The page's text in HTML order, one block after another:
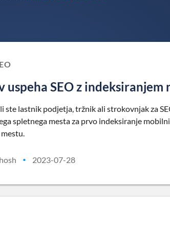
uspeha SEO z
ste lastnik podjetja, tržnik ali strokovnjak za
spletnega mesta za prvo indeksiranje
• 2023-07-28